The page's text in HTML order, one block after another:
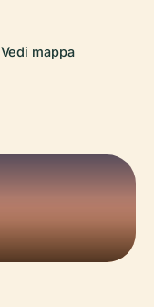
Vedi mappa